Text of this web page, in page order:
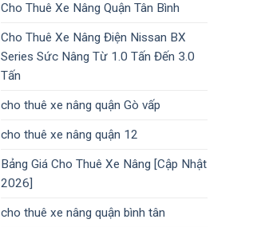
Cho Thuê Xe Nâng Quận Tân Bình
Cho Thuê Xe Nâng Điện Nissan BX
Series Sức Nâng Từ 1.0 Tấn Đến 3.0
Tấn
cho thuê xe nâng quận Gò vấp
cho thuê xe nâng quận 12
Bảng Giá Cho Thuê Xe Nâng [Cập Nhật
2026]
cho thuê xe nâng quận bình tân